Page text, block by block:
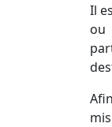
Il
ou